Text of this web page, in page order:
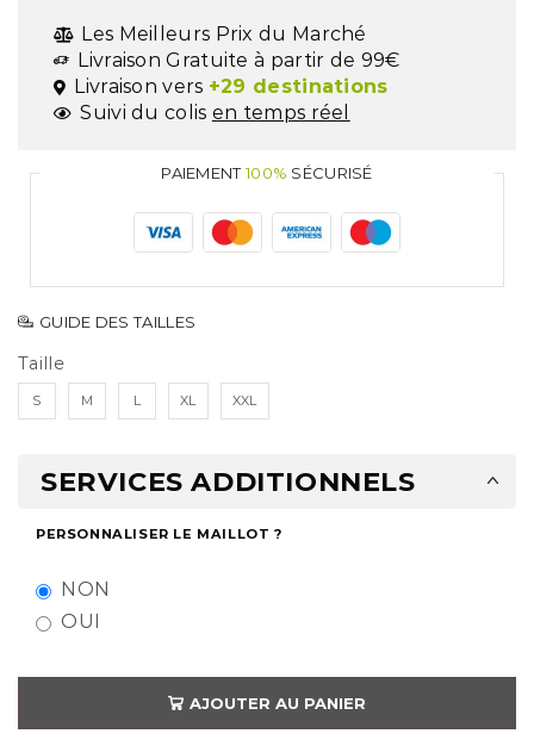
Les Meilleurs Prix du Marché
Livraison Gratuite à partir de 99€
Livraison vers +29 destinations
Suivi du colis en temps réel
PAIEMENT100% SÉCURISÉ
GUIDE DES TAILLES
Taille
S M L XL XXL
SERVICES ADDITIONNELS
PERSONNALISER LE MAILLOT ?
NON
OUI
AJOUTER AU PANIER